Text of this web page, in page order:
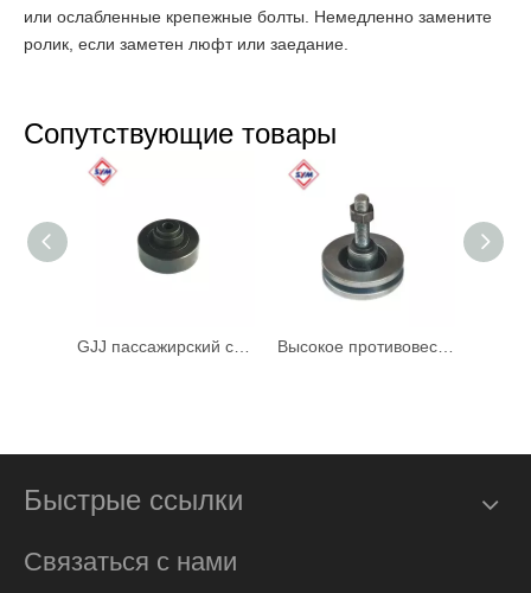
или ослабленные крепежные болты. Немедленно замените
ролик, если заметен люфт или заедание.
Сопутствующие товары
Быстрые ссылки
Связаться с нами